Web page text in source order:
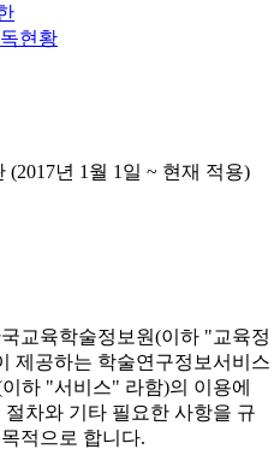
현황
년 1월 1일 ~ 현재 적용)
교육학술정보원(이하 "교육정
제공하는 학술연구정보서비스
하 "서비스" 라함)의 이용에
절차와 기타 필요한 사항을 규
적으로 합니다.